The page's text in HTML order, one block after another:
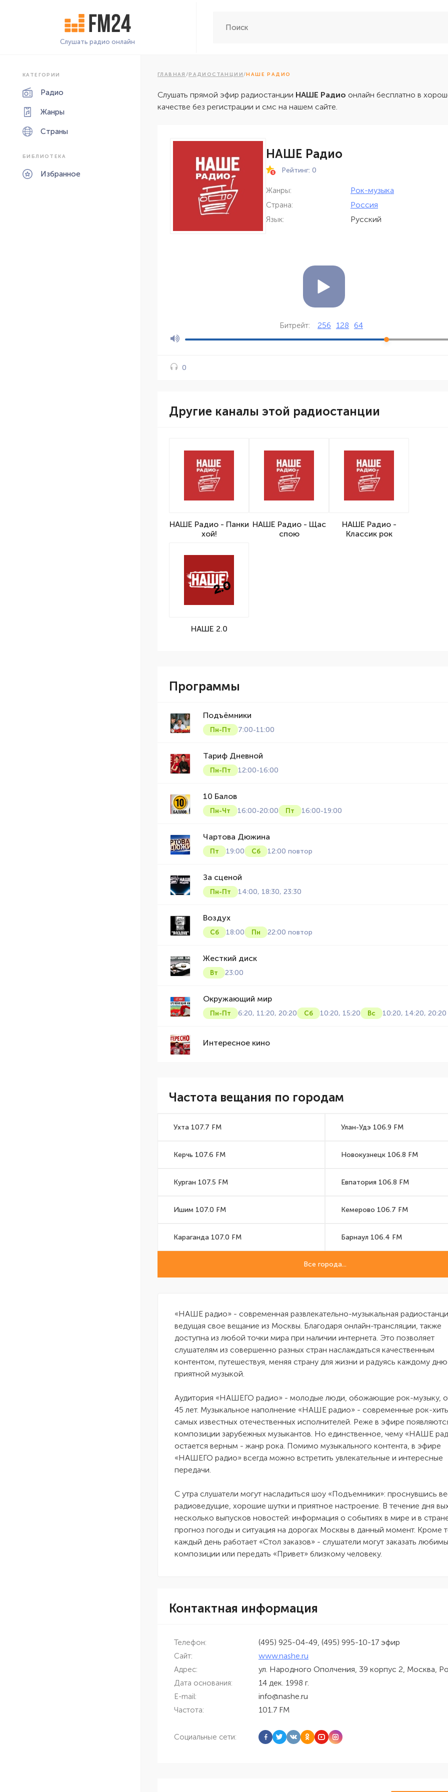
Слушать радио онлайн
КАТЕГОРИИ
Радио
Жанры
Страны
БИБЛИОТЕКА
Избранное
ГЛАВНАЯ /РАДИОСТАНЦИИ/НАШЕ РАДИО
Слушать прямой эфир радиостанции НАШЕ Радио онлайн бесплатно в
качестве без регистрации и смс на нашем сайте.
НАШЕ Радио
Рейтинг: 0
Жанры: Рок-музыка
Страна: Россия
Язык: Русский
Битрейт: 256 128 64
0
Другие каналы этой радиостанции
НАШЕ Радио - Панки
хой!
НАШЕ Радио - Щас
спою
НАШЕ Радио -
Классик рок
НАШЕ 2.0
Программы
Подъёмники
Пн-Пт 7:00-11:00
Тариф Дневной
Пн-Пт 12:00-16:00
10 Балов
Пн-Чт 16:00-20:00 Пт 16:00-19:00
Чартова Дюжина
Пт 19:00 Сб 12:00 повтор
За сценой
Пн-Пт 14:00, 18:30, 23:30
Воздух
Сб 18:00 Пн 22:00 повтор
Жесткий диск
Вт 23:00
Окружающий мир
Пн-Пт 6:20, 11:20, 20:20 Сб 10:20, 15:20 Вс 10:20, 14:20, 20:20
Интересное кино
Частота вещания по городам
Ухта 107.7 FM
Керчь 107.6 FM
Курган 107.5 FM
Ишим 107.0 FM
Караганда 107.0 FM
Улан-Удэ 106.9 FM
Новокузнецк 106.8 FM
Евпатория 106.8 FM
Кемерово 106.7 FM
Барнаул 106.4 FM
Все города...
«НАШЕ радио» - современная развлекательно-музыкальная
ведущая свое вещание из Москвы. Благодаря онлайн-трансляции, также
доступна из любой точки мира при наличии интернета. Это позволяет
слушателям из совершенно разных стран наслаждаться качественным
контентом, путешествуя, меняя страну для жизни и радуясь каждому
приятной музыкой.
Аудитория «НАШЕГО радио» - молодые люди, обожающие рок-музыку,
45 лет. Музыкальное наполнение «НАШЕ радио» - современные рок-
самых известных отечественных исполнителей. Реже в эфире
композиции зарубежных музыкантов. Но единственное, чему «НАШЕ
остается верным - жанр рока. Помимо музыкального контента, в эфире
«НАШЕГО радио» всегда можно встретить увлекательные и интересные
передачи.
С утра слушатели могут насладиться шоу «Подъемники»: проснувшись
радиоведущие, хорошие шутки и приятное настроение. В течение дня
несколько выпусков новостей: информация о событиях в мире и в
прогноз погоды и ситуация на дорогах Москвы в данный момент. Кроме
каждый день работает «Стол заказов» - слушатели могут заказать
композиции или передать «Привет» близкому человеку.
Контактная информация
Телефон: (495) 925-04-49, (495) 995-10-17 эфир
Сайт: www.nashe.ru
Адрес: ул. Народного Ополчения, 39 корпус 2, Москва,
Дата основания: 14 дек. 1998 г.
E-mail: info@nashe.ru
Частота: 101.7 FM
Социальные сети: